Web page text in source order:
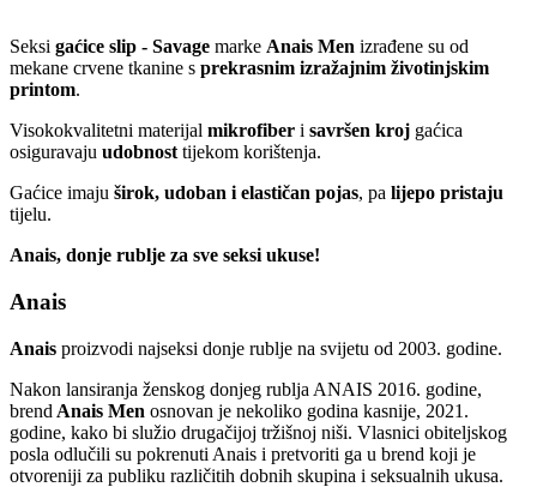
Seksi gaćice slip - Savage marke Anais Men izrađene su od
mekane crvene tkanine s prekrasnim izražajnim životinjskim
printom.
Visokokvalitetni materijal mikrofiber i savršen kroj gaćica
osiguravaju udobnost tijekom korištenja.
Gaćice imaju širok, udoban i elastičan pojas, pa lijepo pristaju
tijelu.
Anais, donje rublje za sve seksi ukuse!
Anais
Anais proizvodi najseksi donje rublje na svijetu od 2003. godine.
Nakon lansiranja ženskog donjeg rublja ANAIS 2016. godine,
brend Anais Men osnovan je nekoliko godina kasnije, 2021.
godine, kako bi služio drugačijoj tržišnoj niši. Vlasnici obiteljskog
posla odlučili su pokrenuti Anais i pretvoriti ga u brend koji je
otvoreniji za publiku različitih dobnih skupina i seksualnih ukusa.